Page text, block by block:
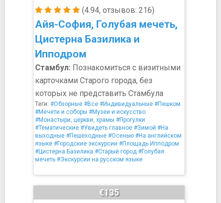
(4.94, отзывов: 216)
Айя-София, Голубая мечеть,
Цистерна Базилика и
Ипподром
Стамбул: Познакомиться с визитными
карточками Старого города, без
которых не представить Стамбула
Теги: #Обзорные #Все #Индивидуальные #Пешком
#Мечети и соборы #Музеи и искусство
#Монастыри, церкви, храмы #Прогулки
#Тематические #Увидеть главное #Зимой #На
выходные #Пешеходные #Осенью #На английском
языке #Городские экскурсии #Площадь Ипподром
#Цистерна Базилика #Старый город #Голубая
мечеть #Экскурсии на русском языке
€135